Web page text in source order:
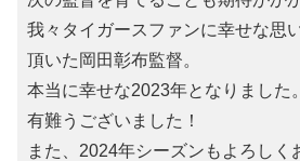
我々タイガースファンに幸せな思
頂いた岡田彰布監督。
本当に幸せな2023年となりました
有難うございました！
また、2024年シーズンもよろしく